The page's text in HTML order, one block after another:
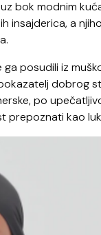
bok modnim
insajderica, a
posudili iz
dobrog
po
prepoznati kao